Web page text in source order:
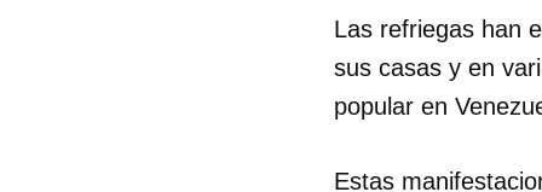
Las refriegas han
sus casas y en
popular en
Estas